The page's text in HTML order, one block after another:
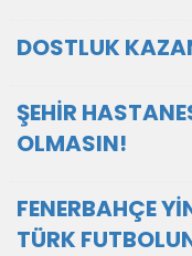
DOSTLUK
ŞEHİR
OLMASIN!
FENERBAHÇE
TÜRK